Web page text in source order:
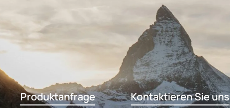
Produktanfrage Kontaktieren Sie uns